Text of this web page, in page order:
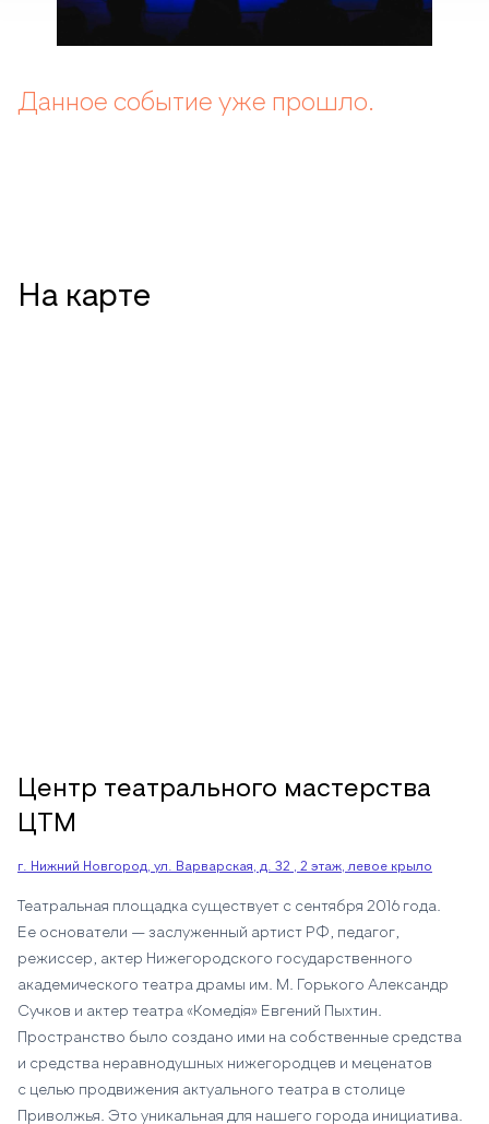
Данное событие уже прошло.
На карте
Центр театрального мастерства
ЦТМ
г. Нижний Новгород, ул. Варварская, д. 32 , 2 этаж, левое крыло
Театральная площадка существует с сентября 2016 года.
Ее основатели — заслуженный артист РФ, педагог,
режиссер, актер Нижегородского государственного
академического театра драмы им. М. Горького Александр
Сучков и актер театра «Комедiя» Евгений Пыхтин.
Пространство было создано ими на собственные средства
и средства неравнодушных нижегородцев и меценатов
с целью продвижения актуального театра в столице
Приволжья. Это уникальная для нашего города инициатива.